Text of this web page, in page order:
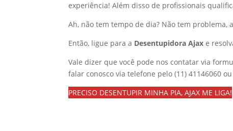
experiência! Além disso de profissionais
Ah, não tem tempo de dia? Não tem problema,
Então, ligue para a Desentupidora Ajax e
Vale dizer que você pode nos contatar via
falar conosco via telefone pelo (11) 41146060
PRECISO DESENTUPIR MINHA PIA, AJAX ME LIGA!